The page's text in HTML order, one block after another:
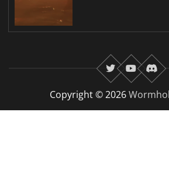
twitteryoutube
Copyright © 2026